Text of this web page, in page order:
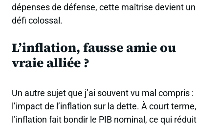
dépenses de défense, cette maîtrise devient un
défi colossal.
L’inflation, fausse amie ou
vraie alliée ?
Un autre sujet que j’ai souvent vu mal compris :
l’impact de l’inflation sur la dette. À court terme,
l’inflation fait bondir le PIB nominal, ce qui réduit